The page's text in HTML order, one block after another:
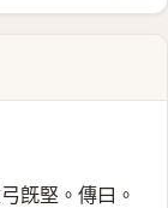
旣堅。傳曰。